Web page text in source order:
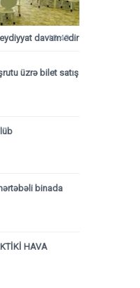
davam edir
10:49
üzrə bilet satış
binada
HAVA